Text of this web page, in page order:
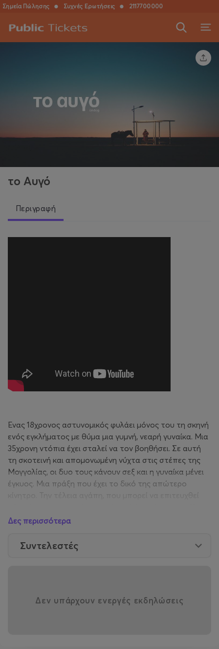
Σημεία Πώλησης ● Συχνές Ερωτήσεις ● 2117700000
το Αυγό
Περιγραφή
Ένας 18χρονος αστυνομικός φυλάει μόνος του τη σκηνή
ενός εγκλήματος με θύμα μια γυμνή, νεαρή γυναίκα. Μια
35χρονη ντόπια έχει σταλεί να τον βοηθήσει. Σε αυτή
τη σκοτεινή και απομονωμένη νύχτα στις στέπες της
Μογγολίας, οι δυο τους κάνουν σεξ και η γυναίκα μένει
έγκυος. Μια πράξη που έχει το δικό της απώτερο
κίνητρο. Την τέλεια αγάπη, που μπορεί να επιτευχθεί
τη διάρκεια της ζωής σας.
Μια σοφή ιστορία για τον έρωτα και την
VARIETY
Δες περισσότερα
Συντελεστές
Δεν υπάρχουν ενεργές εκδηλώσεις